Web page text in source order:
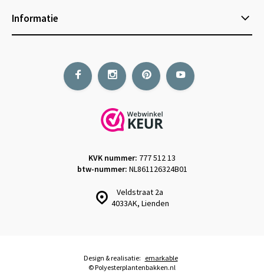
Informatie
Veldstraat 2a
4033AK, Lienden
KVK nummer: 777 512 13
btw-nummer: NL861126324B01
© Polyesterplantenbakken.nl
Design & realisatie: emarkable